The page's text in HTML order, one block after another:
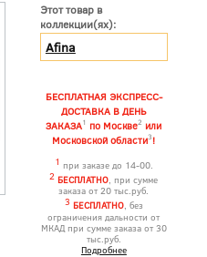
Этот товар в
коллекции(ях):
Afina
БЕСПЛАТНАЯ ЭКСПРЕСС-
ДОСТАВКА В ДЕНЬ
ЗАКАЗА1 по Москве2 или
Московской области3!
1 при заказе до 14-00.
2 БЕСПЛАТНО, при сумме
заказа от 20 тыс.руб.
3 БЕСПЛАТНО, без
ограничения дальности от
МКАД при сумме заказа от 30
тыс.руб.
Подробнее